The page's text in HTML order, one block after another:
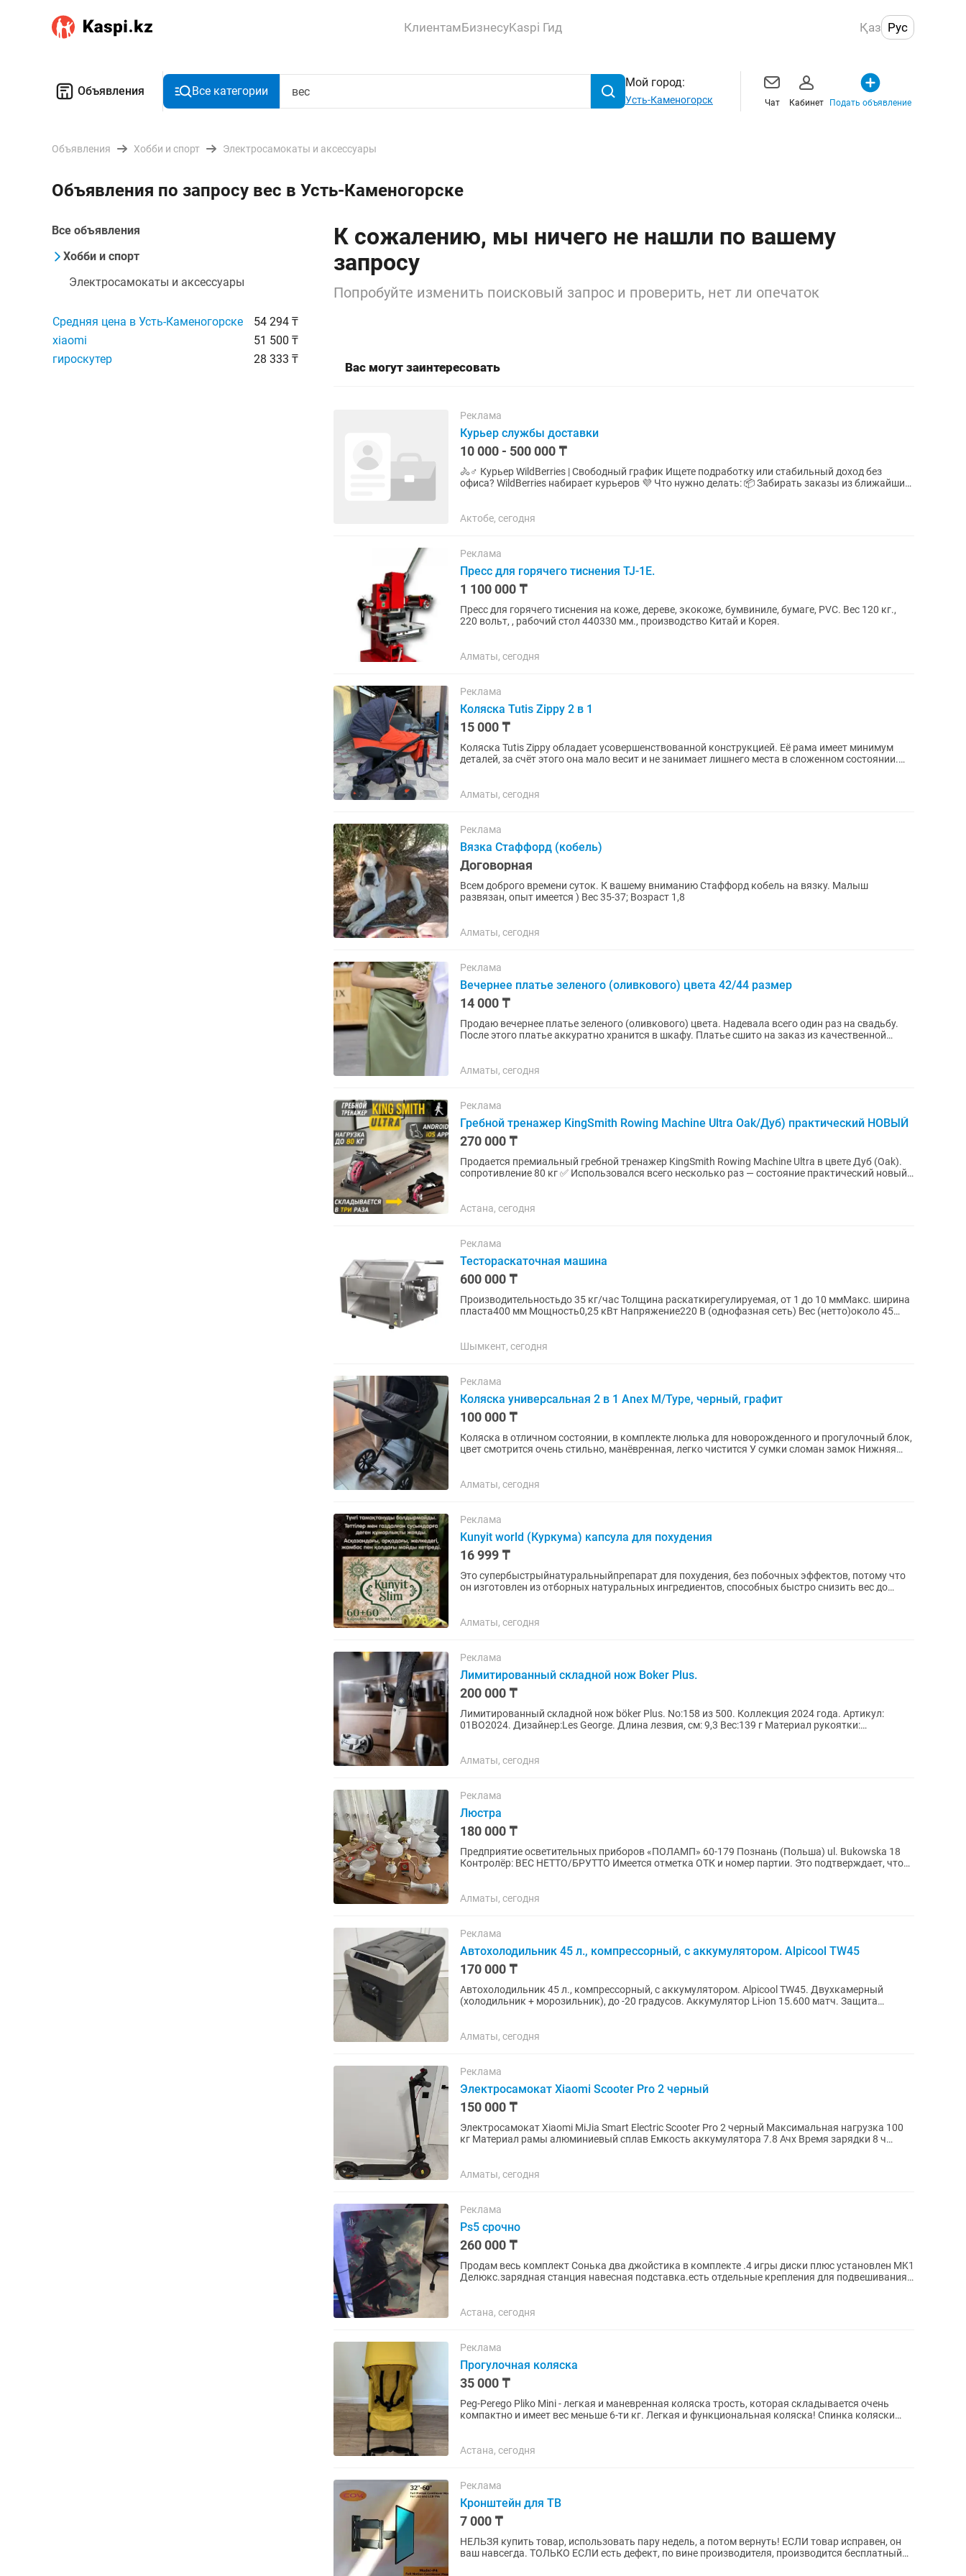
КлиентамБизнесуKaspi Гид Қаз Рус
Объявления Все категории
Мой город:
Усть-Каменогорск Чат Кабинет Подать объявление
Объявления Хобби и спорт Электросамокаты и аксессуары
Объявления по запросу вес в Усть-Каменогорске
Все объявления
Хобби и спорт
Электросамокаты и аксессуары
Средняя цена в Усть-Каменогорске
54 294 ₸
xiaomi
51 500 ₸
гироскутер
28 333 ₸
К сожалению, мы ничего не нашли по вашему
запросу
Попробуйте изменить поисковый запрос и проверить, нет ли опечаток
Вас могут заинтересовать
Реклама
Курьер службы доставки
10 000 - 500 000 ₸
🚴♂️ Курьер WildBerries | Свободный график Ищете подработку или стабильный доход без
офиса? WildBerries набирает курьеров 💜 Что нужно делать: 📦 Забирать заказы из ближайших
Актобе, сегодня
Реклама
Пресс для горячего тиснения TJ-1E.
1 100 000 ₸
Пресс для горячего тиснения на коже, дереве, экокоже, бумвиниле, бумаге, PVC. Вес 120 кг.,
220 вольт, , рабочий стол 440330 мм., производство Китай и Корея.
Алматы, сегодня
Реклама
Коляска Tutis Zippy 2 в 1
15 000 ₸
Коляска Tutis Zippy обладает усовершенствованной конструкцией. Её рама имеет минимум
деталей, за счёт этого она мало весит и не занимает лишнего места в сложенном состоянии.
Алматы, сегодня
Реклама
Вязка Стаффорд (кобель)
Договорная
Всем доброго времени суток. К вашему вниманию Стаффорд кобель на вязку. Малыш
развязан, опыт имеется ) Вес 35-37; Возраст 1,8
Алматы, сегодня
Реклама
Вечернее платье зеленого (оливкового) цвета 42/44 размер
14 000 ₸
Продаю вечернее платье зеленого (оливкового) цвета. Надевала всего один раз на свадьбу.
После этого платье аккуратно хранится в шкафу. Платье сшито на заказ из качественной
Алматы, сегодня
Реклама
Гребной тренажер KingSmith Rowing Machine Ultra Oak/Дуб) практический НОВЫЙ
270 000 ₸
Продается премиальный гребной тренажер KingSmith Rowing Machine Ultra в цвете Дуб (Oak).
сопротивление 80 кг ✅ Использовался всего несколько раз — состояние практический новый.
Астана, сегодня
Реклама
Тестораскаточная машина
600 000 ₸
Производительностьдо 35 кг/час Толщина раскаткирегулируемая, от 1 до 10 ммМакс. ширина
пласта400 мм Мощность0,25 кВт Напряжение220 В (однофазная сеть) Вес (нетто)около 45
Шымкент, сегодня
Реклама
Коляска универсальная 2 в 1 Anex M/Type, черный, графит
100 000 ₸
Коляска в отличном состоянии, в комплекте люлька для новорожденного и прогулочный блок,
цвет смотрится очень стильно, манёвренная, легко чистится У сумки сломан замок Нижняя
Алматы, сегодня
Реклама
Kunyit world (Куркума) капсула для похудения
16 999 ₸
Это супербыстрыйнатуральныйпрепарат для похудения, без побочных эффектов, потому что
он изготовлен из отборных натуральных ингредиентов, способных быстро снизить вес до
Алматы, сегодня
Реклама
Лимитированный складной нож Boker Plus.
200 000 ₸
Лимитированный складной нож böker Plus. No:158 из 500. Коллекция 2024 года. Артикул:
01BO2024. Дизайнер:Les George. Длина лезвия, см: 9,3 Вес:139 г Материал рукоятки:
Алматы, сегодня
Реклама
Люстра
180 000 ₸
Предприятие осветительных приборов «ПОЛАМП» 60-179 Познань (Польша) ul. Bukowska 18
Контролёр: ВЕС НЕТТО/БРУТТО Имеется отметка ОТК и номер партии. Это подтверждает, что
Алматы, сегодня
Реклама
Автохолодильник 45 л., компрессорный, с аккумулятором. Alpicool TW45
170 000 ₸
Автохолодильник 45 л., компрессорный, с аккумулятором. Alpicool TW45. Двухкамерный
(холодильник + морозильник), до -20 градусов. Аккумулятор Li-ion 15.600 матч. Защита
Алматы, сегодня
Реклама
Электросамокат Xiaomi Scooter Pro 2 черный
150 000 ₸
Электросамокат Xiaomi MiJia Smart Electric Scooter Pro 2 черный Максимальная нагрузка 100
кг Материал рамы алюминиевый сплав Емкость аккумулятора 7.8 Ачх Время зарядки 8 ч
Алматы, сегодня
Реклама
Ps5 срочно
260 000 ₸
Продам весь комплект Сонька два джойстика в комплекте .4 игры диски плюс установлен MK1
Делюкс.зарядная станция навесная подставка.есть отдельные крепления для подвешивания
Астана, сегодня
Реклама
Прогулочная коляска
35 000 ₸
Peg-Perego Pliko Mini - легкая и маневренная коляска трость, которая складывается очень
компактно и имеет вес меньше 6-ти кг. Легкая и функциональная коляска! Спинка коляски
Астана, сегодня
Реклама
Кронштейн для ТВ
7 000 ₸
НЕЛЬЗЯ купить товар, использовать пару недель, а потом вернуть! ЕСЛИ товар исправен, он
ваш навсегда. ТОЛЬКО ЕСЛИ есть дефект, по вине производителя, производится бесплатный